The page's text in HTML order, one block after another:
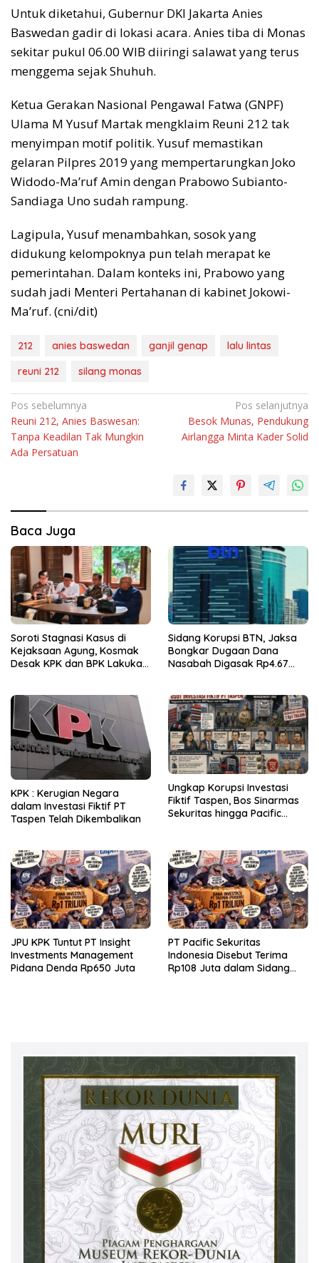
Untuk diketahui, Gubernur DKI Jakarta Anies
Baswedan gadir di lokasi acara. Anies tiba di Monas
sekitar pukul 06.00 WIB diiringi salawat yang terus
menggema sejak Shuhuh.
Ketua Gerakan Nasional Pengawal Fatwa (GNPF)
Ulama M Yusuf Martak mengklaim Reuni 212 tak
menyimpan motif politik. Yusuf memastikan
gelaran Pilpres 2019 yang mempertarungkan Joko
Widodo-Ma’ruf Amin dengan Prabowo Subianto-
Sandiaga Uno sudah rampung.
Lagipula, Yusuf menambahkan, sosok yang
didukung kelompoknya pun telah merapat ke
pemerintahan. Dalam konteks ini, Prabowo yang
sudah jadi Menteri Pertahanan di kabinet Jokowi-
Ma’ruf. (cni/dit)
212 anies baswedan ganjil genap
lalu lintas
reuni 212
silang monas
Navigasi
pos
Pos sebelumnya
Reuni 212, Anies Baswesan:
Tanpa Keadilan Tak Mungkin
Ada Persatuan
Pos selanjutnya
Besok Munas, Pendukung
Airlangga Minta Kader Solid
Baca Juga
Soroti Stagnasi Kasus di
Kejaksaan Agung, Kosmak
Desak KPK dan BPK Lakukan
Sidang Korupsi BTN, Jaksa
Bongkar Dugaan Dana
Nasabah Digasak Rp4.67
KPK : Kerugian Negara
dalam Investasi Fiktif PT
Taspen Telah Dikembalikan
Ungkap Korupsi Investasi
Fiktif Taspen, Bos Sinarmas
Sekuritas hingga Pacific
JPU KPK Tuntut PT Insight
Investments Management
Pidana Denda Rp650 Juta
PT Pacific Sekuritas
Indonesia Disebut Terima
Rp108 Juta dalam Sidang